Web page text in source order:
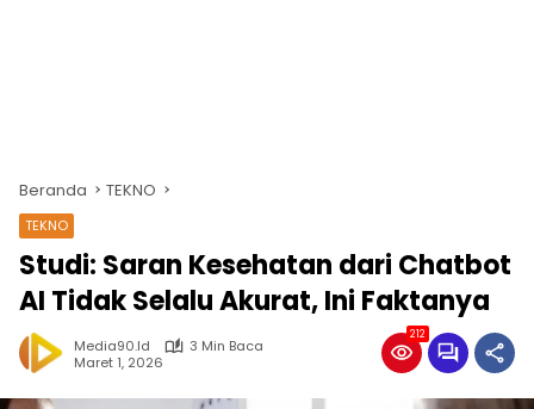
Beranda TEKNO
TEKNO
Studi: Saran Kesehatan dari Chatbot
AI Tidak Selalu Akurat, Ini Faktanya
Media90.id
3 Min Baca
Maret 1, 2026
212